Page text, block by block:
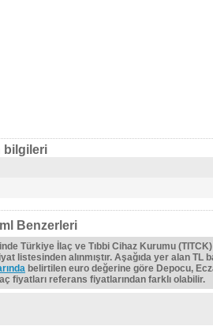
bilgileri
Benzerleri
Türkiye İlaç ve Tıbbi Cihaz Kurumu
listesinden alınmıştır. Aşağıda yer alan TL
belirtilen euro değerine göre Depocu,
fiyatları referans fiyatlarından farklı olabilir.